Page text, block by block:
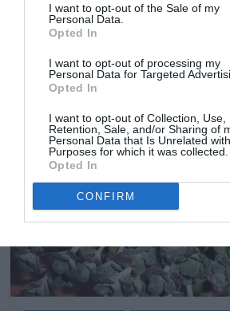
I want to opt-out of the Sale of my
Personal Data.
Opted In
I want to opt-out of processing my
Personal Data for Targeted
Opted In
I want to opt-out of Collection, Use,
Retention, Sale, and/or Sharing of
Personal Data that Is Unrelated
Purposes for which it was collected.
Opted In
CONFIRM
Temperaturas moderadas invernales.